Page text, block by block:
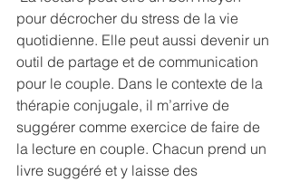
pour décrocher du stress de la vie
quotidienne. Elle peut aussi devenir un
outil de partage et de communication
pour le couple. Dans le contexte de la
thérapie conjugale, il m’arrive de
suggérer comme exercice de faire de
la lecture en couple. Chacun prend un
livre suggéré et y laisse des